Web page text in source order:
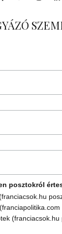
posztokról
(franciacsok.hu